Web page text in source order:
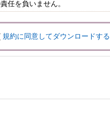
任を負いません。
規約に同意してダウンロードする